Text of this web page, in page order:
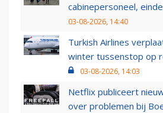
cabinepersoneel,
03-08-2026, 14:40
Turkish Airlines
winter tussenstop op
03-08-2026, 14:03
Netflix publiceert
over problemen bij